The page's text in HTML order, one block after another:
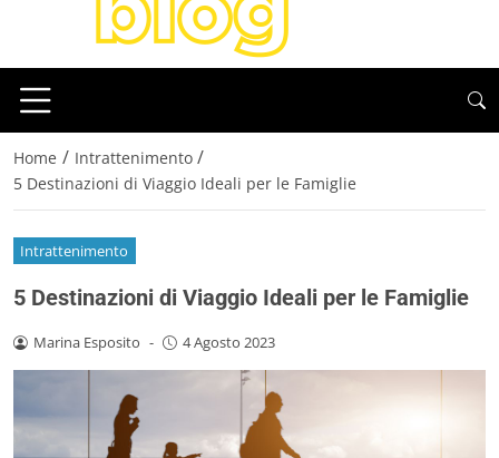
Home / Intrattenimento /
5 Destinazioni di Viaggio Ideali per le Famiglie
Intrattenimento
5 Destinazioni di Viaggio Ideali per le Famiglie
Marina Esposito - 4 Agosto 2023